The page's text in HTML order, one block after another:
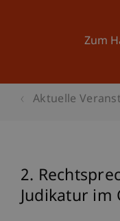
Zum
Aktuelle
2.
Judikatur im